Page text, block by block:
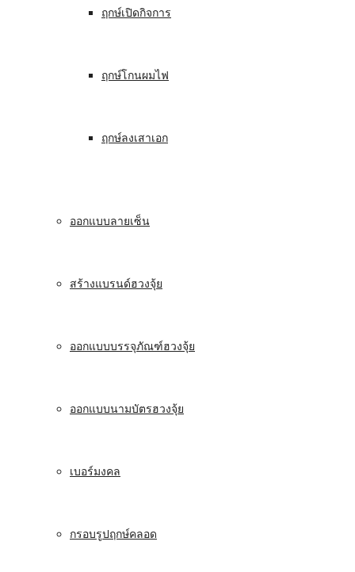
ฤกษ์เปิดกิจการ
ฤกษ์โกนผมไฟ
ฤกษ์ลงเสาเอก
ออกแบบลายเซ็น
สร้างแบรนด์ฮวงจุ้ย
ออกแบบบรรจุภัณฑ์ฮวงจุ้ย
ออกแบบนามบัตรฮวงจุ้ย
เบอร์มงคล
กรอบรูปฤกษ์คลอด